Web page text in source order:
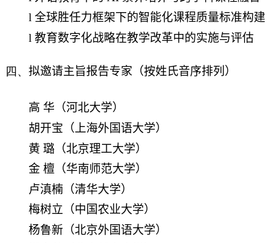
l 全球胜任力框架下的智能化课程质量标准构建
l 教育数字化战略在教学改革中的实施与评估
四、 拟邀请主旨报告专家（按姓氏音序排列）
高 华（河北大学）
胡开宝（上海外国语大学）
黄 璐（北京理工大学）
金 檀（华南师范大学）
卢滇楠（清华大学）
梅树立（中国农业大学）
杨鲁新（北京外国语大学）